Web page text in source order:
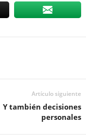
Artículo siguiente
Y también decisiones
personales